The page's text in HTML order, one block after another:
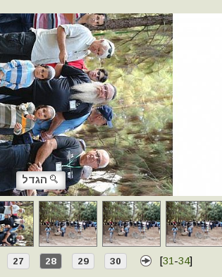
הגדל
27 28 29 30 [31 -34]